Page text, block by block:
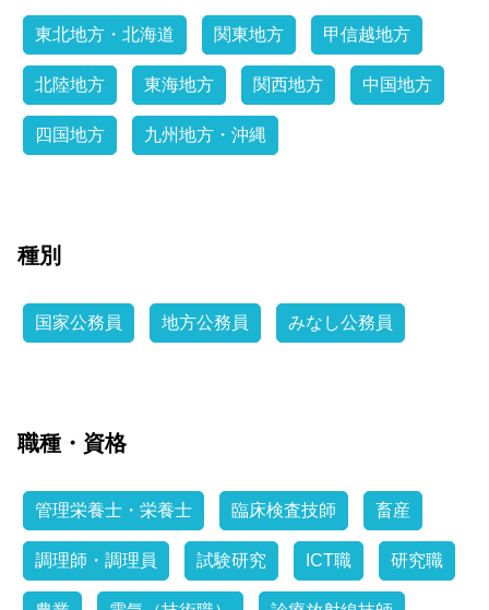
東北地方・北海道 関東地方 甲信越地方
北陸地方 東海地方 関西地方 中国地方
四国地方 九州地方・沖縄
種別
国家公務員 地方公務員 みなし公務員
職種・資格
管理栄養士・栄養士 臨床検査技師 畜産
調理師・調理員 試験研究 ICT職 研究職